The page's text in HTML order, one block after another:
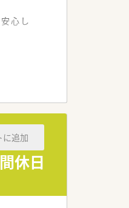
心し
。
休日
に追加